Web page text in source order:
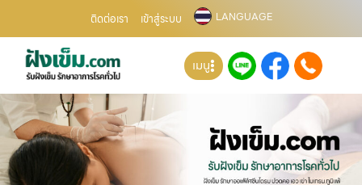
ติดต่อเรา เข้าสู่ระบบ LANGUAGE
เมนู